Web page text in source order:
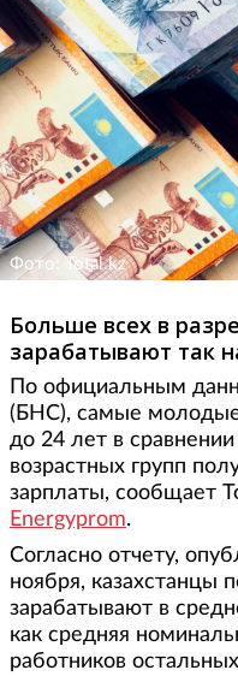
Фото: Total.kz
Больше всех в
зарабатывают так
По официальным
(БНС), самые молодые
до 24 лет в
возрастных групп
зарплаты, сообщает
Energyprom.
Согласно отчету,
ноября, казахстанцы
зарабатывают в
как средняя
работников